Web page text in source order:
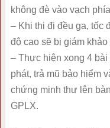
không đè vào vạch
– Khi thi đi đều ga, tốc
độ cao sẽ bị giám
– Thực hiện xong 4 bài
phát, trả mũ bảo hiểm
chứng minh thư lên
GPLX.